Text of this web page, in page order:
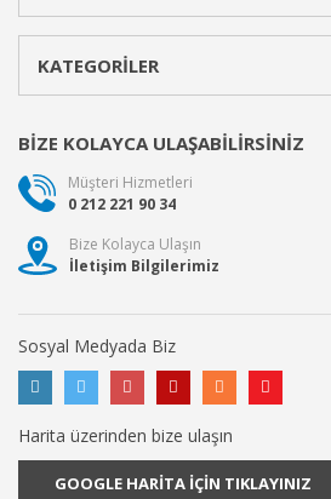
KATEGORİLER
BİZE KOLAYCA ULAŞABİLİRSİNİZ
Müşteri Hizmetleri
0 212 221 90 34
Bize Kolayca Ulaşın
İletişim Bilgilerimiz
Sosyal Medyada Biz
Harita üzerinden bize ulaşın
GOOGLE HARİTA İÇİN TIKLAYINIZ